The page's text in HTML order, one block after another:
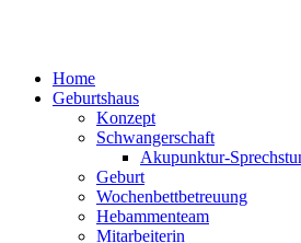
Home
Geburtshaus
Konzept
Schwangerschaft
Akupunktur-
Geburt
Wochenbettbetreuung
Hebammenteam
Mitarbeiterin